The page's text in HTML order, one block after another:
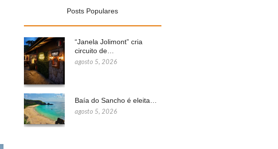
Posts Populares
“Janela Jolimont” cria
circuito de…
agosto 5, 2026
Baía do Sancho é eleita…
agosto 5, 2026